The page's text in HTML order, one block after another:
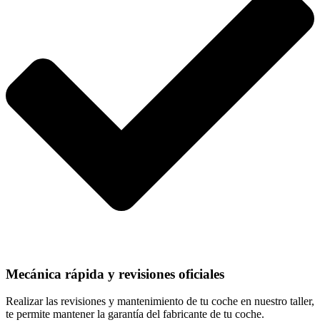
Mecánica rápida y revisiones oficiales
Realizar las revisiones y mantenimiento de tu coche en nuestro taller,
te permite mantener la garantía del fabricante de tu coche.